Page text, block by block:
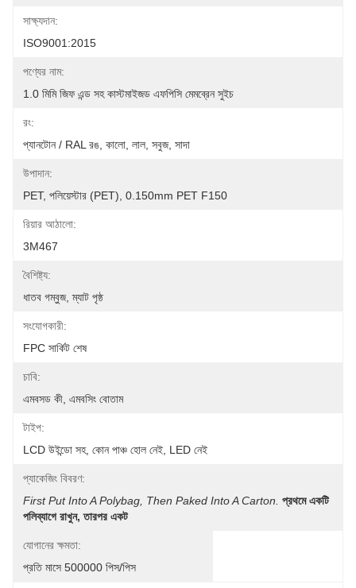
সাক্ষ্যদান:
ISO9001:2015
পণ্যের নাম:
1.0 মিমি জিফ এন্ড সহ কাস্টমাইজড এফপিসি মেমব্রেন সুইচ
রং:
প্যানটোন / RAL রঙ, কালো, লাল, সবুজ, সাদা
উপাদান:
PET, পলিয়েস্টার (PET), 0.150mm PET F150
রিয়ার আঠালো:
3M467
বৈশিষ্ট্য:
ধাতব গম্বুজ, ম্যাট পৃষ্ঠ
সংযোগকারী:
FPC সার্কিট শেষ
চাবি:
এমবসড কী, এমবসিং বোতাম
টাইপ:
LCD উইন্ডো সহ, কোন পাঞ্চ হোল নেই, LED নেই
প্যাকেজিং বিবরণ:
First Put Into A Polybag, Then Paked Into A Carton. প্রথমে একটি
পলিব্যাগে রাখুন, তারপর একট
যোগানের ক্ষমতা:
প্রতি মাসে 500000 পিস/পিস